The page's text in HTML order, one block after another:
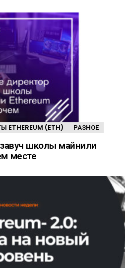
(ETH)
РАЗНОЕ
школы майнили
месте